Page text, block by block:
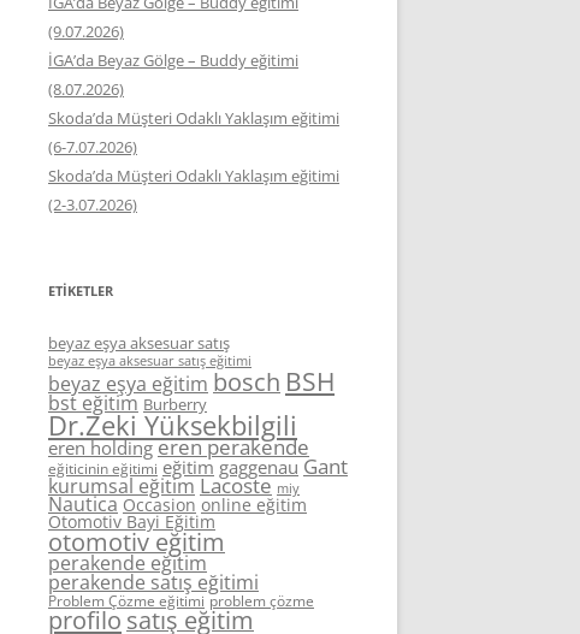
(9.07.2026)
İGA’da Beyaz Gölge – Buddy eğitimi
(8.07.2026)
Skoda’da Müşteri Odaklı Yaklaşım eğitimi
(6-7.07.2026)
Skoda’da Müşteri Odaklı Yaklaşım eğitimi
(2-3.07.2026)
ETIKETLER
beyaz eşya aksesuar satış
beyaz eşya aksesuar satış eğitimi
beyaz eşya eğitim bosch BSH
bst eğitim Burberry
Dr.Zeki Yüksekbilgili
eren holding eren perakende
eğiticinin eğitimi eğitim gaggenau Gant
kurumsal eğitim Lacoste miy
Nautica Occasion online eğitim
Otomotiv Bayi Eğitim
otomotiv eğitim
perakende eğitim
perakende satış eğitimi
Problem Çözme eğitimi problem çözme
profilo satış eğitim